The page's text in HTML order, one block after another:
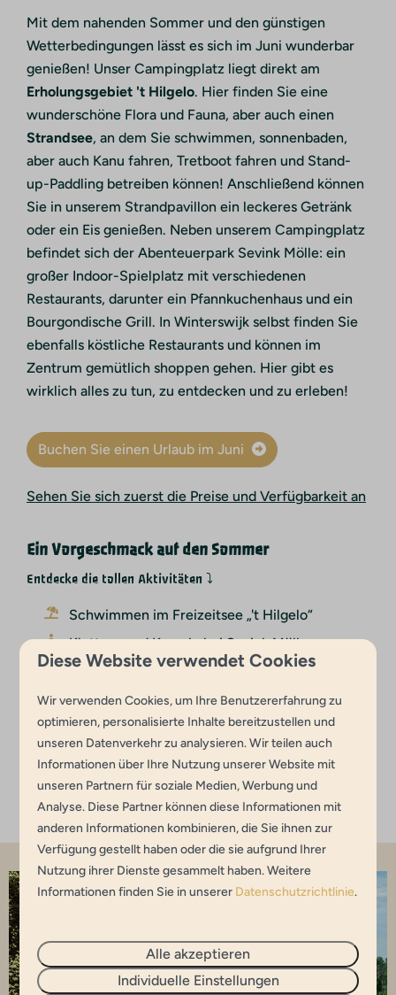
Mit dem nahenden Sommer und den günstigen
Wetterbedingungen lässt es sich im Juni wunderbar
genießen! Unser Campingplatz liegt direkt am
Erholungsgebiet 't Hilgelo. Hier finden Sie eine
wunderschöne Flora und Fauna, aber auch einen
Strandsee, an dem Sie schwimmen, sonnenbaden,
aber auch Kanu fahren, Tretboot fahren und Stand-
up-Paddling betreiben können! Anschließend können
Sie in unserem Strandpavillon ein leckeres Getränk
oder ein Eis genießen. Neben unserem Campingplatz
befindet sich der Abenteuerpark Sevink Mölle: ein
großer Indoor-Spielplatz mit verschiedenen
Restaurants, darunter ein Pfannkuchenhaus und ein
Bourgondische Grill. In Winterswijk selbst finden Sie
ebenfalls köstliche Restaurants und können im
Zentrum gemütlich shoppen gehen. Hier gibt es
wirklich alles zu tun, zu entdecken und zu erleben!
Buchen Sie einen Urlaub im Juni
Sehen Sie sich zuerst die Preise und Verfügbarkeit an
Ein Vorgeschmack auf den Sommer
Entdecke die tollen Aktivitäten ⤵
Schwimmen im Freizeitsee „'t Hilgelo“
Klettern und Kraxeln bei Sevink Mölle
Einkaufen oder in den Straßencafés in
Winterswijk
Besuch des Steinbruchs in Winterswijk
Genuss im Strandpavillon „'t Hilgelo“
Sehen Sie sich hier alle unsere Einrichtungen an
Diese Website verwendet Cookies
Wir verwenden Cookies, um Ihre Benutzererfahrung zu
optimieren, personalisierte Inhalte bereitzustellen und
unseren Datenverkehr zu analysieren. Wir teilen auch
Informationen über Ihre Nutzung unserer Website mit
unseren Partnern für soziale Medien, Werbung und
Analyse. Diese Partner können diese Informationen mit
anderen Informationen kombinieren, die Sie ihnen zur
Verfügung gestellt haben oder die sie aufgrund Ihrer
Nutzung ihrer Dienste gesammelt haben. Weitere
Informationen finden Sie in unserer Datenschutzrichtlinie.
Alle akzeptieren
Individuelle Einstellungen